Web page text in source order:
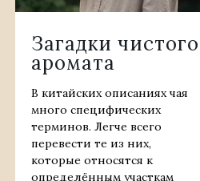
Загадки чистого
аромата
В китайских описаниях чая
много специфических
терминов. Легче всего
перевести те из них,
которые относятся к
определённым участкам